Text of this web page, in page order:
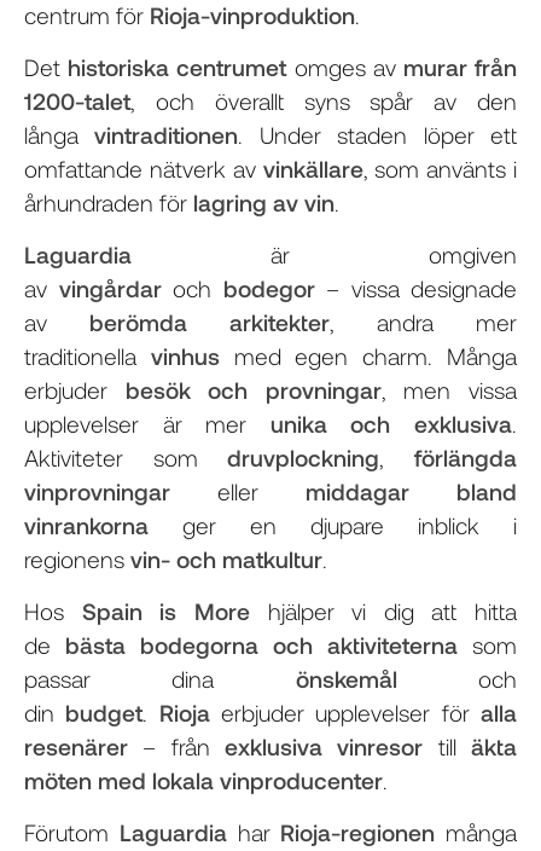
centrum för Rioja-vinproduktion.
Det historiska centrumetomges av murar från
1200-talet, och överallt syns spår av den
långavintraditionen. Under staden löper ett
omfattande nätverk av vinkällare, som använts i
århundraden för lagring av vin.
Laguardia är omgiven
av vingårdaroch bodegor– vissa designade
av berömda arkitekter, andra mer
traditionella vinhusmed egen charm. Många
erbjuder besök och provningar, men vissa
upplevelser är mer unika och exklusiva.
Aktiviteter somdruvplockning,förlängda
vinprovningar eller middagar bland
vinrankorna ger en djupare inblick i
regionens vin- och matkultur.
Hos Spain is Morehjälper vi dig att hitta
de bästa bodegorna och aktiviteterna som
passar dina önskemål och
din budget. Riojaerbjuder upplevelser föralla
resenärer – från exklusiva vinresor tilläkta
möten med lokala vinproducenter.
Förutom Laguardiahar Rioja-regionen många